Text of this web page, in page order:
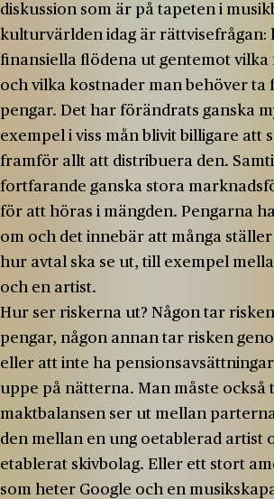
diskussion som är på tapeten i
kulturvärlden idag är rättvisefrågan:
finansiella flödena ut gentemot vilka
och vilka kostnader man behöver ta
pengar. Det har förändrats ganska
exempel i viss mån blivit billigare att
framför allt att distribuera den.
fortfarande ganska stora
för att höras i mängden. Pengarna
om och det innebär att många
hur avtal ska se ut, till exempel
och en artist.
Hur ser riskerna ut? Någon tar
pengar, någon annan tar risken
eller att inte ha
uppe på nätterna. Man måste också
maktbalansen ser ut mellan
den mellan en ung oetablerad artist
etablerat skivbolag. Eller ett stort
som heter Google och en